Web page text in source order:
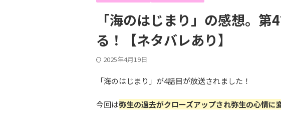
「海のはじまり」の感想。
る！【ネタバレあり】
2025年4月19日
「海のはじまり」が4話目が放送されました！
今回は弥生の過去がクローズアップされ弥生の心情に